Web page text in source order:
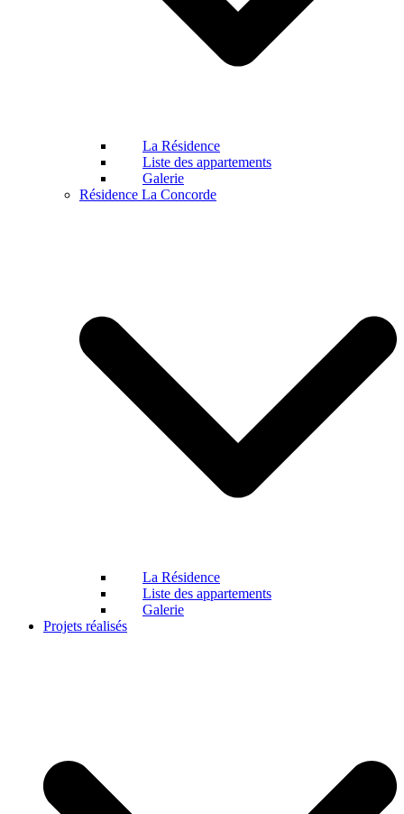
La Résidence
Liste des appartements
Galerie
Résidence La Concorde
La Résidence
Liste des appartements
Galerie
Projets réalisés